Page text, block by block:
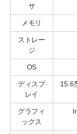
サ
メモリ
ストレー
ジ
OS
ディスプ
レイ
15.6
グラフィ
ックス